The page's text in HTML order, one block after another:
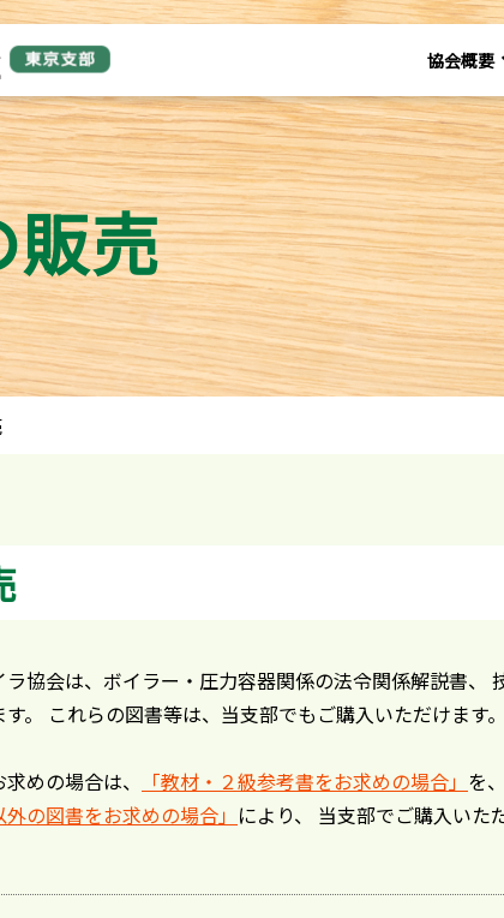
協会概要
販売
協会は、ボイラー・圧力容器関係の法令関係解説書
。 これらの図書等は、当支部でもご購入いただけます。
めの場合は、 「教材・２級参考書をお求めの場合」 を
の図書をお求めの場合」 により、 当支部でご購入いた